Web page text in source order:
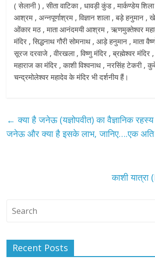
( सेलानी ) , सीता वाटिका , धावड़ी कुंड , मार्कण्डेय
आश्रम , अन्नपूर्णाश्रम , विज्ञान शाला , बड़े हनुमान ,
ओंकार मठ , माता आनंदमयी आश्रम , ऋणमुक्तेश्वर
मंदिर , सिद्धनाथ गौरी सोमनाथ , आड़े हनुमान , माता
सूरज दरवाजे , वीरखला , विष्णु मंदिर , ब्रह्मेश्वर
महाराज का मंदिर , काशी विश्वनाथ , नरसिंह टेकरी ,
चन्द्रमोलेश्वर महादेव के मंदिर भी दर्शनीय हैं।
← क्या है जनेऊ (यज्ञोपवीत) का वैज्ञानिक
जनेऊ और क्या है इसके लाभ, जानिए….एक अति
काशी
Recent Posts